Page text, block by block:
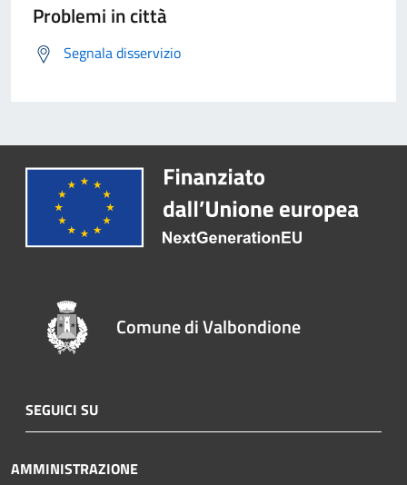
Problemi in città
Segnala disservizio
Comune di Valbondione
SEGUICI SU
AMMINISTRAZIONE